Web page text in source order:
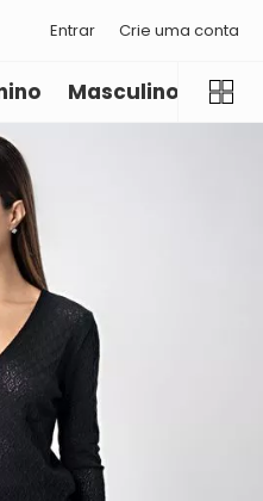
Entrar Crie uma conta
Masculino